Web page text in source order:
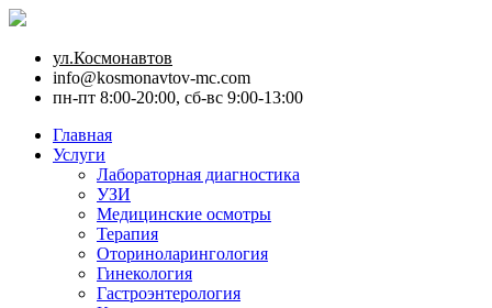
ул.Космонавтов
info@kosmonavtov-mc.com
пн-пт 8:00-20:00, сб-вс 9:00-13:00
Главная
Услуги
Лабораторная диагностика
УЗИ
Медицинские осмотры
Терапия
Оториноларингология
Гинекология
Гастроэнтерология